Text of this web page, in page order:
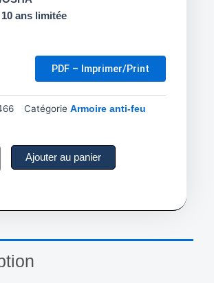
ans limitée
PDF – Imprimer/Print
Catégorie Armoire anti-feu
Ajouter au panier